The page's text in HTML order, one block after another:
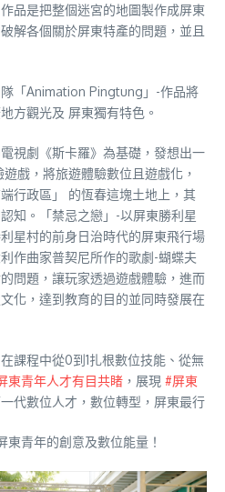
品是把整個迷宮的地圖製作成屏東
解各個關於屏東特產的問題，並且
「Animation Pingtung」-作品將
方觀光及 屏東獨有特色。
視劇《斯卡羅》為基礎，發想出一
戲，將旅遊體驗數位且遊戲化，
行政區」 的恆春這塊土地上，其
知。「禁忌之戀」-以屏東勝利星
星村的前身日治時代的屏東飛行場
作曲家普契尼所作的歌劇-蝴蝶夫
問題，讓玩家透過遊戲體驗，進而
化，達到教育的目的並同時發展在
課程中從0到1扎根數位技能、從無
東青年人才有目共睹 ，展現 #屏東
一代數位人才，數位轉型，屏東最行
東青年的創意及數位能量！